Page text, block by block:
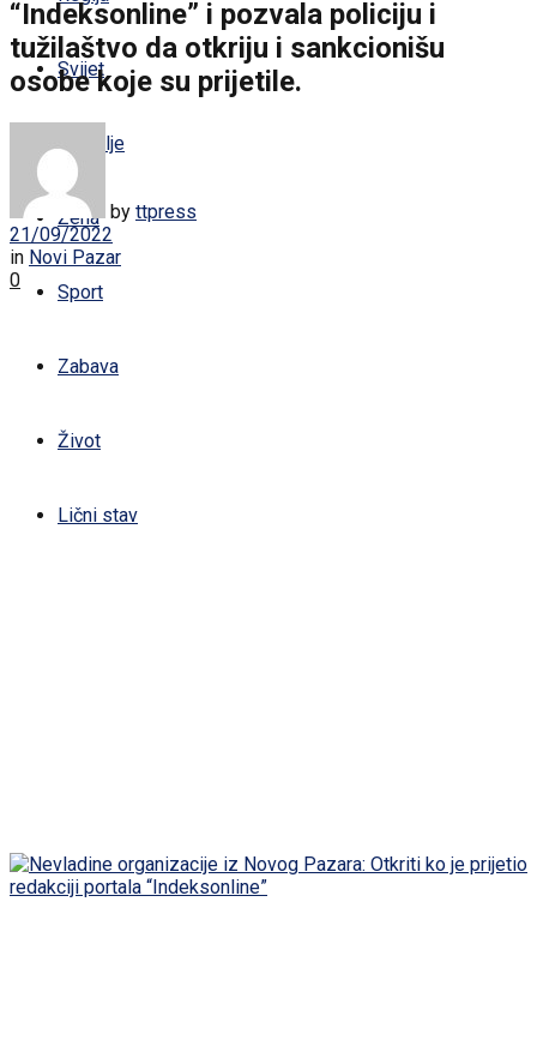
Svijet
Zdravlje
Žena
Sport
Zabava
Život
Lični stav
“Indeksonline” i pozvala policiju i
tužilaštvo da otkriju i sankcionišu
osobe koje su prijetile.
by ttpress
21/09/2022
in Novi Pazar
0